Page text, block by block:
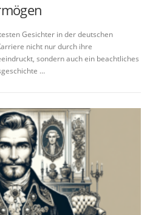
Gesichter in der deutschen
nicht nur durch ihre
sondern auch ein beachtliches
…